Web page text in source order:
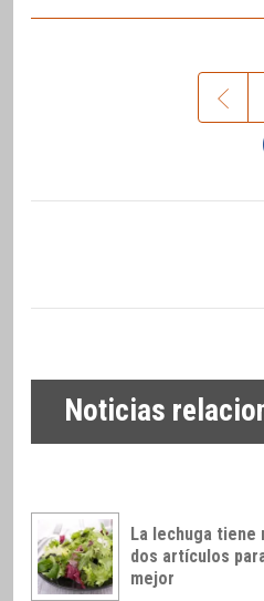
Noticias
La lechuga tiene
dos artículos
mejor